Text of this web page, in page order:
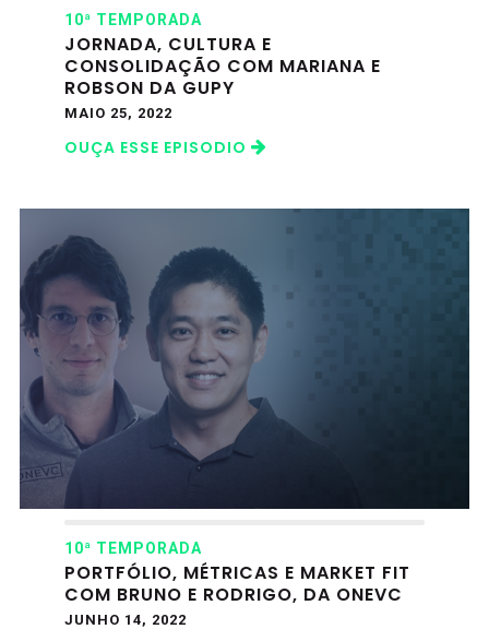
10ª TEMPORADA
JORNADA, CULTURA E
CONSOLIDAÇÃO COM MARIANA E
ROBSON DA GUPY
MAIO 25, 2022
OUÇA ESSE EPISODIO
10ª TEMPORADA
PORTFÓLIO, MÉTRICAS E MARKET FIT
COM BRUNO E RODRIGO, DA ONEVC
JUNHO 14, 2022